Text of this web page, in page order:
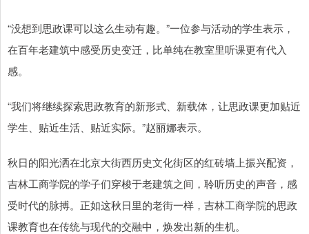
“没想到思政课可以这么生动有趣。”一位参与活动的学生表示，
在百年老建筑中感受历史变迁，比单纯在教室里听课更有代入
感。
“我们将继续探索思政教育的新形式、新载体，让思政课更加贴近
学生、贴近生活、贴近实际。”赵丽娜表示。
秋日的阳光洒在北京大街西历史文化街区的红砖墙上振兴配资，
吉林工商学院的学子们穿梭于老建筑之间，聆听历史的声音，感
受时代的脉搏。正如这秋日里的老街一样，吉林工商学院的思政
课教育也在传统与现代的交融中，焕发出新的生机。